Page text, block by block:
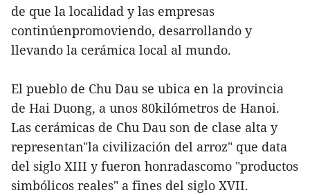
de que la localidad y las empresas
continúenpromoviendo, desarrollando y
llevando la cerámica local al mundo.
El pueblo de Chu Dau se ubica en la provincia
de Hai Duong, a unos 80kilómetros de Hanoi.
Las cerámicas de Chu Dau son de clase alta y
representan"la civilización del arroz" que data
del siglo XIII y fueron honradascomo "productos
simbólicos reales" a fines del siglo XVII.